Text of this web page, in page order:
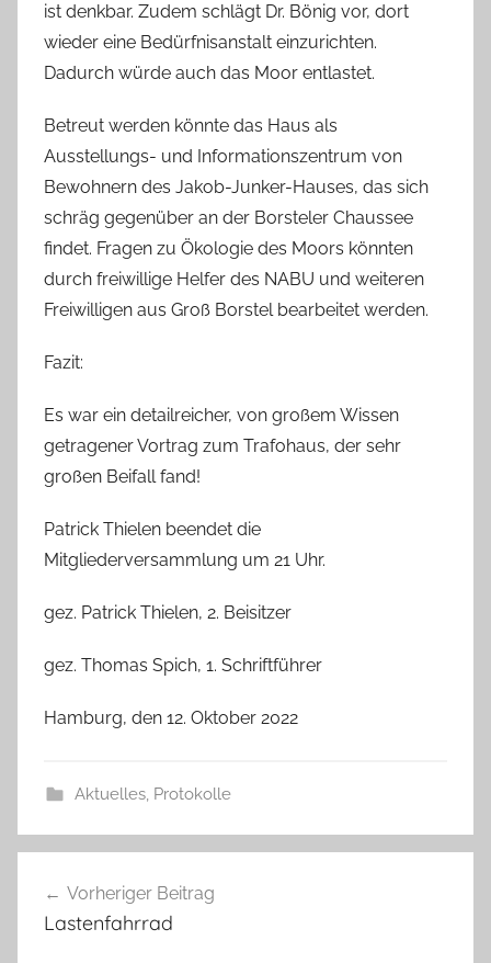
ist denkbar. Zudem schlägt Dr. Bönig vor, dort
wieder eine Bedürfnisanstalt einzurichten.
Dadurch würde auch das Moor entlastet.
Betreut werden könnte das Haus als
Ausstellungs- und Informationszentrum von
Bewohnern des Jakob-Junker-Hauses, das sich
schräg gegenüber an der Borsteler Chaussee
findet. Fragen zu Ökologie des Moors könnten
durch freiwillige Helfer des NABU und weiteren
Freiwilligen aus Groß Borstel bearbeitet werden.
Fazit:
Es war ein detailreicher, von großem Wissen
getragener Vortrag zum Trafohaus, der sehr
großen Beifall fand!
Patrick Thielen beendet die
Mitgliederversammlung um 21 Uhr.
gez. Patrick Thielen, 2. Beisitzer
gez. Thomas Spich, 1. Schriftführer
Hamburg, den 12. Oktober 2022
Aktuelles, Protokolle
Vorheriger Beitrag
Lastenfahrrad